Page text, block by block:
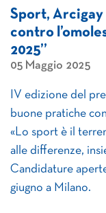
Sport, Arcigay
contro
2025”
05 Maggio 2025
IV edizione del
buone pratiche
«Lo sport è il
alle differenze,
Candidature
giugno a Milano.